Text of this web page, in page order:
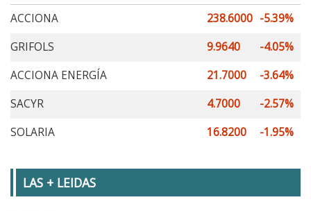
ACCIONA 238.6000 -5.39%
GRIFOLS
9.9640
-4.05%
ACCIONA ENERGÍA
21.7000
-3.64%
SACYR
4.7000
-2.57%
SOLARIA
16.8200 -1.95%
LAS + LEIDAS